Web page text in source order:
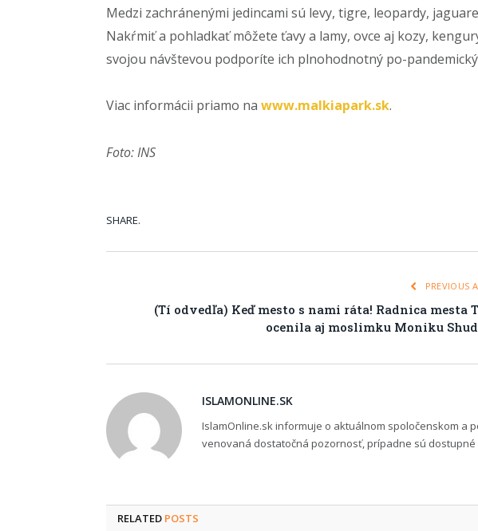
Medzi zachránenými jedincami sú levy, tigre, leopardy,
Nakŕmiť a pohladkať môžete ťavy a lamy, ovce aj kozy,
svojou návštevou podporíte ich plnohodnotný po-
Viac informácii priamo na www.malkiapark.sk.
Foto: INS
SHARE.
PREVIOUS
(Tí odvedľa) Keď mesto s nami ráta! Radnica mesta
ocenila aj moslimku Moniku
ISLAMONLINE.SK
IslamOnline.sk informuje o aktuálnom spoločenskom a
venovaná dostatočná pozornosť, prípadne sú
RELATED POSTS